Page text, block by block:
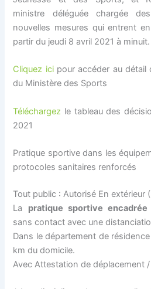
ministre déléguée chargée
nouvelles mesures qui entrent
partir du jeudi 8 avril 2021 à minuit.
Cliquez icipour accéder au détail
du Ministère des Sports
Téléchargez le tableau des
2021
Pratique sportive dans les
protocoles sanitaires renforcés
Tout public : Autorisé En extérieur
La pratique sportive
sans contact avec une
Dans le département de
km du domicile.
Avec Attestation de déplacement